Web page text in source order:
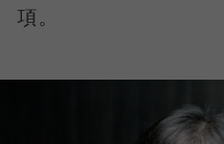
項。